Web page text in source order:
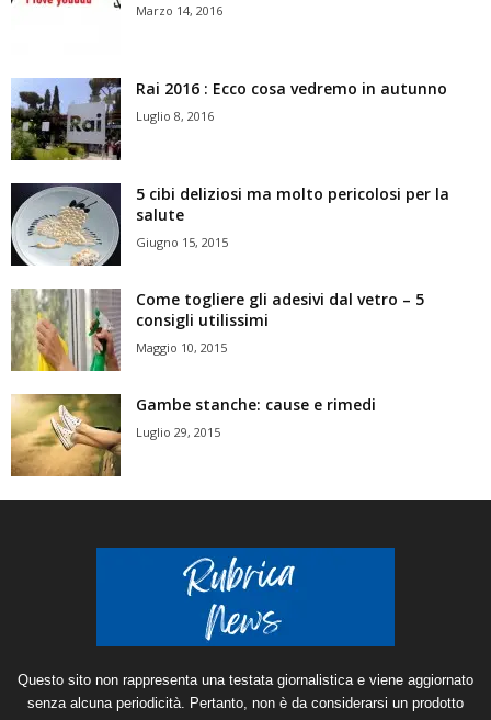
Marzo 14, 2016
Rai 2016 : Ecco cosa vedremo in autunno
Luglio 8, 2016
5 cibi deliziosi ma molto pericolosi per la
salute
Giugno 15, 2015
Come togliere gli adesivi dal vetro – 5
consigli utilissimi
Maggio 10, 2015
Gambe stanche: cause e rimedi
Luglio 29, 2015
Questo sito non rappresenta una testata giornalistica e viene aggiornato
senza alcuna periodicità. Pertanto, non è da considerarsi un prodotto